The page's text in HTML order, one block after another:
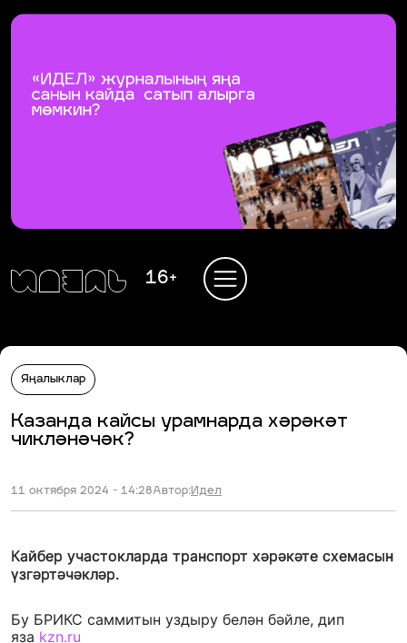
16+
Яңалыклар
Казанда кайсы урамнарда хәрәкәт
чикләнәчәк?
11 октября 2024 - 14:28Автор:Идел
Кайбер участокларда транспорт хәрәкәте схемасын
үзгәртәчәкләр.
Бу БРИКС саммитын уздыру белән бәйле, дип
яза kzn.ru